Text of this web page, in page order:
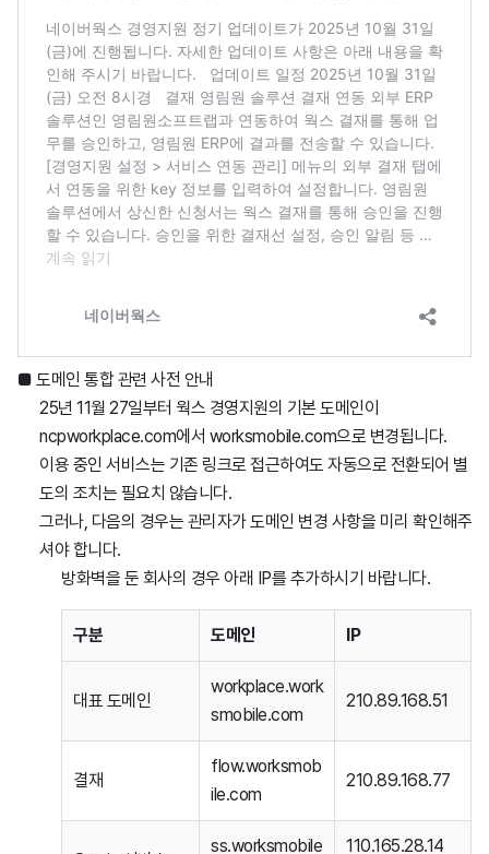
■ 도메인 통합 관련 사전 안내
25년 11월 27일부터 웍스 경영지원의 기본 도메인이
ncpworkplace.com에서 worksmobile.com으로 변경됩니다.
이용 중인 서비스는 기존 링크로 접근하여도 자동으로 전환되어 별
도의 조치는 필요치 않습니다.
그러나, 다음의 경우는 관리자가 도메인 변경 사항을 미리 확인해주
셔야 합니다.
방화벽을 둔 회사의 경우 아래 IP를 추가하시기 바랍니다.
구분 도메인 IP
대표 도메인
workplace.work
smobile.com
210.89.168.51
결재
flow.worksmob
ile.com
210.89.168.77
ss.worksmobile
110.165.28.14